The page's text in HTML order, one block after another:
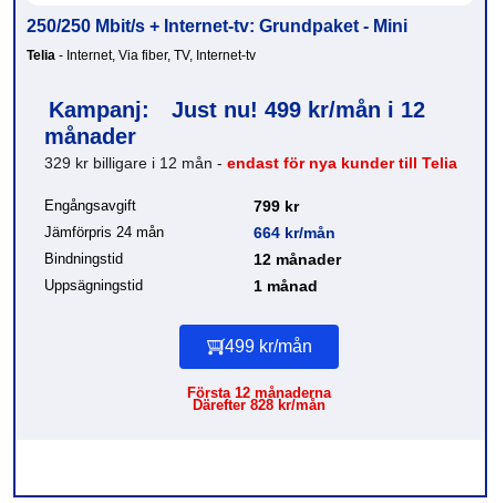
250/250 Mbit/s + Internet-tv: Grundpaket - Mini
Telia - Internet, Via fiber, TV, Internet-tv
Kampanj:
Just nu! 499 kr/mån i 12
månader
329 kr billigare i 12 mån - endast för nya kunder till Telia
Engångsavgift 799 kr
Jämförpris 24 mån 664 kr/mån
Bindningstid 12 månader
Uppsägningstid 1 månad
499 kr/mån
Första 12 månaderna
Därefter 828 kr/mån